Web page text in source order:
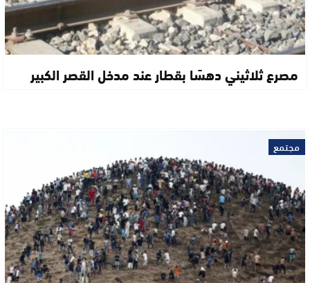
مصرع ثلاثيني دهسًا بقطار عند مدخل القصر الكبير
مجتمع